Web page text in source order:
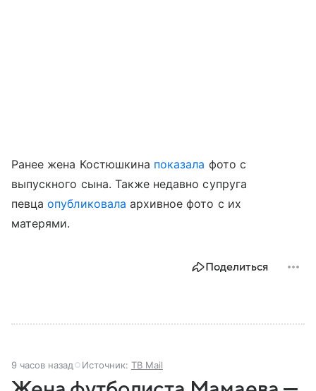
Ранее жена Костюшкина показала фото с
выпускного сына. Также недавно супруга
певцаопубликовала архивное фото с их
матерями.
Поделиться
9 часов назад Источник: ТВ Mail